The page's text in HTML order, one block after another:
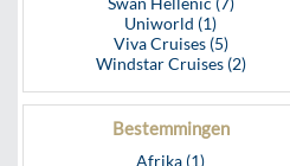
Uniworld (1)
Viva Cruises (5)
Windstar Cruises (2)
Bestemmingen
Afrika (1)